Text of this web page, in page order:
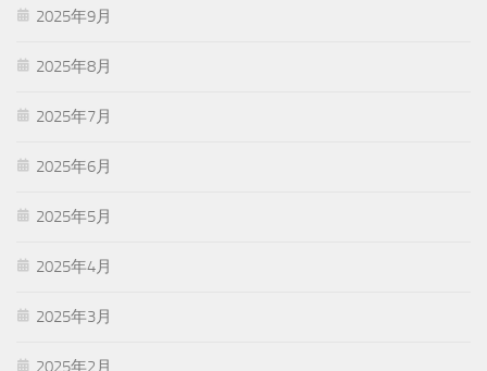
2025年9月
2025年8月
2025年7月
2025年6月
2025年5月
2025年4月
2025年3月
2025年2月